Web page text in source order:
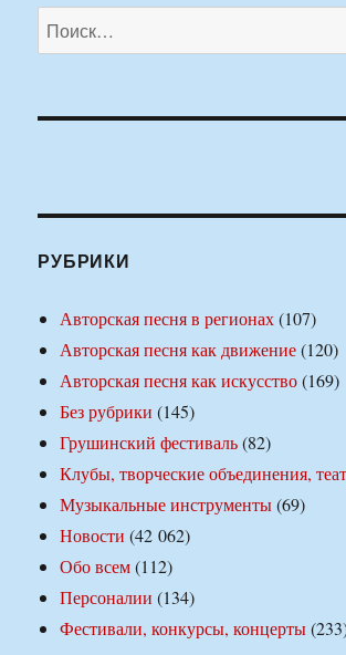
Искать:
РУБРИКИ
Авторская песня в регионах(107)
Авторская песня как движение(120)
Авторская песня как искусство(169)
Без рубрики (145)
Грушинский фестиваль(82)
Клубы, творческие объединения,
Музыкальные инструменты(69)
Новости (42 062)
Обо всем(112)
Персоналии (134)
Фестивали, конкурсы, концерты